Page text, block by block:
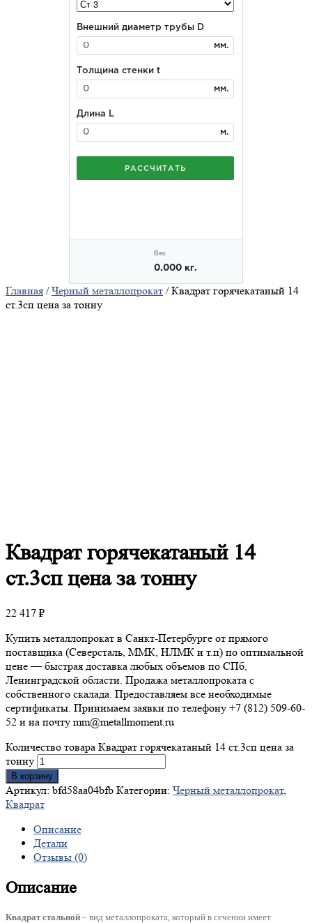
Главная /Черный металлопрокат / Квадрат горячекатаный 14
ст.3сп цена за тонну
Квадратгорячекатаный 14
ст.3сп цена за тонну
22 417 ₽
Купить металлопрокат в Санкт-Петербурге от прямого
поставщика (Северсталь, ММК, НЛМК и т.п) по оптимальной
цене — быстрая доставка любых объемов по СПб,
Ленинградской области. Продажа металлопроката с
собственного скалада. Предоставляем все необходимые
сертификаты. Принимаем заявки по телефону +7 (812) 509-60-
52 и на почту mm@metallmoment.ru
Количество товара Квадрат горячекатаный 14 ст.3сп цена за
тонну
В корзину
Артикул: bfd58aa04bfb Категории: Черный металлопрокат,
Квадрат
Описание
Детали
Отзывы (0)
Описание
Квадрат стальной – вид металлопроката, который в сечении имеет